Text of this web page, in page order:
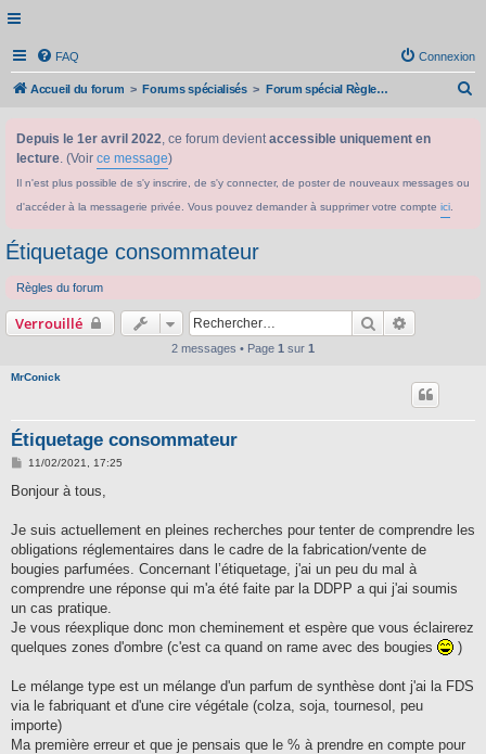
FAQ Connexion
Accueil du forum Forums spécialisés Forum spécial Règlement CLP/SGH
Depuis le 1er avril 2022, ce forum devientaccessible uniquement en
lecture. (Voir ce message)
Il n'est plus possible de s'y inscrire, de s'y connecter, de poster de nouveaux messages ou
d'accéder à la messagerie privée. Vous pouvez demander à supprimer votre compte ici
Étiquetage consommateur
Règles du forum
Verrouillé Rechercher
2 messages • Page 1 sur 1
MrConick
Étiquetage consommateur
M
s
g
11/02/2021, 17:25
Bonjour à tous,
Je suis actuellement en pleines recherches pour tenter de comprendre les
obligations réglementaires dans le cadre de la fabrication/vente de
bougies parfumées. Concernant l’étiquetage, j'ai un peu du mal à
comprendre une réponse qui m'a été faite par la DDPP a qui j'ai soumis
un cas pratique.
Je vous réexplique donc mon cheminement et espère que vous éclairerez
quelques zones d'ombre (c'est ca quand on rame avec des bougies
)
Le mélange type est un mélange d'un parfum de synthèse dont j'ai la FDS
via le fabriquant et d'une cire végétale (colza, soja, tournesol, peu
importe)
Ma première erreur et que je pensais que le % à prendre en compte pour